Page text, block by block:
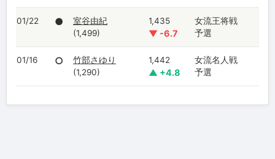
01/22 ●
室谷由紀
(1,499)
1,435
▼ -6.7
女流王将戦
予選
01/16 ○
竹部さゆり
(1,290)
1,442
▲ +4.8
女流名人戦
予選